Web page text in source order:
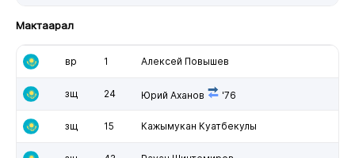
Мактаарал
вр 1 Алексей Повышев
зщ 24 Юрий Аханов '76
зщ 15 Кажымукан Куатбекулы